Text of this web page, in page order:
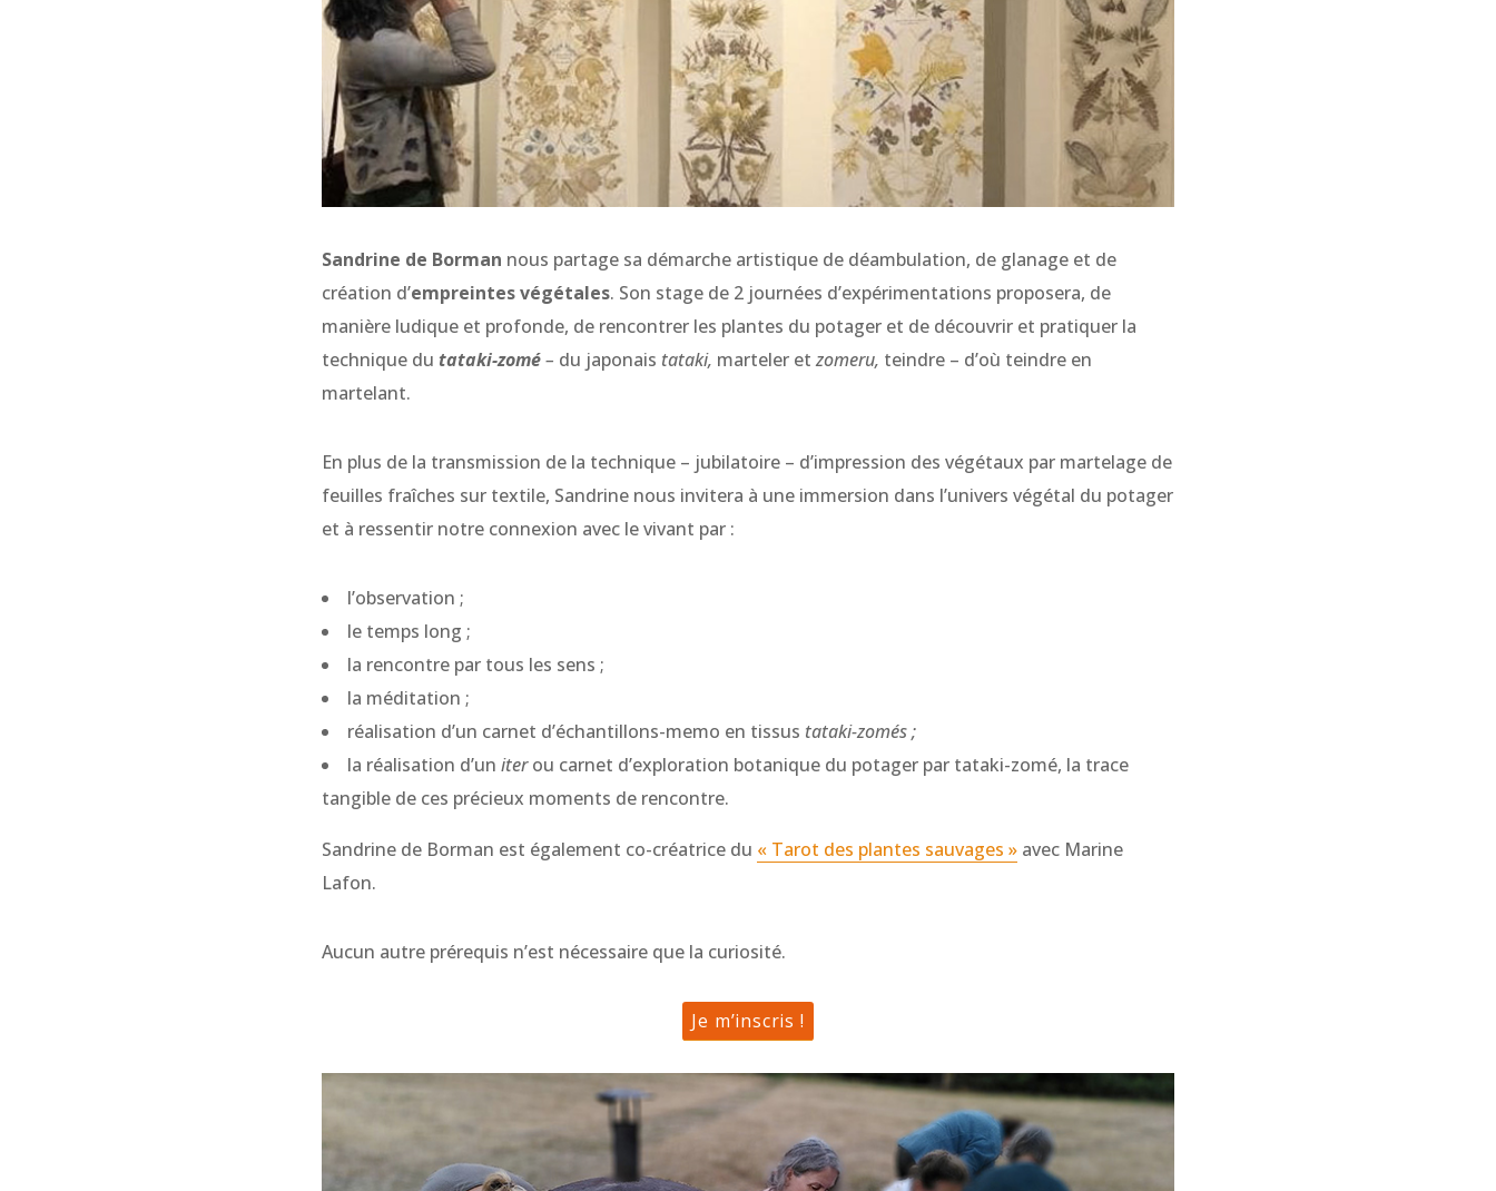
Sandrine de Borman nous partage sa démarche artistique de déambulation, de glanage et de
création d’empreintes végétales. Son stage de 2 journées d’expérimentations proposera, de
manière ludique et profonde, de rencontrer les plantes du potager et de découvrir et pratiquer la
technique du tataki-zomé– du japonais tataki, marteler etzomeru, teindre – d’où teindre en
martelant.
En plus de la transmission de la technique – jubilatoire – d’impression des végétaux par martelage de
feuilles fraîches sur textile, Sandrine nous invitera à une immersion dans l’univers végétal du potager
et à ressentir notre connexion avec le vivant par :
l’observation ;
le temps long ;
la rencontre par tous les sens ;
la méditation ;
réalisation d’un carnet d’échantillons-memo en tissus tataki-zomés ;
la réalisation d’un iterou carnet d’exploration botanique du potager par tataki-zomé, la trace
tangible de ces précieux moments de rencontre.
Sandrine de Borman est également co-créatrice du « Tarot des plantes sauvages »avec Marine
Lafon.
Aucun autre prérequis n’est nécessaire que la curiosité.
Je m’inscris !